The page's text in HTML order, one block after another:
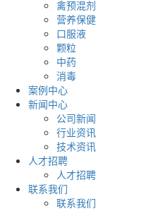
禽预混剂
营养保健
口服液
颗粒
中药
消毒
案例中心
新闻中心
公司新闻
行业资讯
技术资讯
人才招聘
人才招聘
联系我们
联系我们